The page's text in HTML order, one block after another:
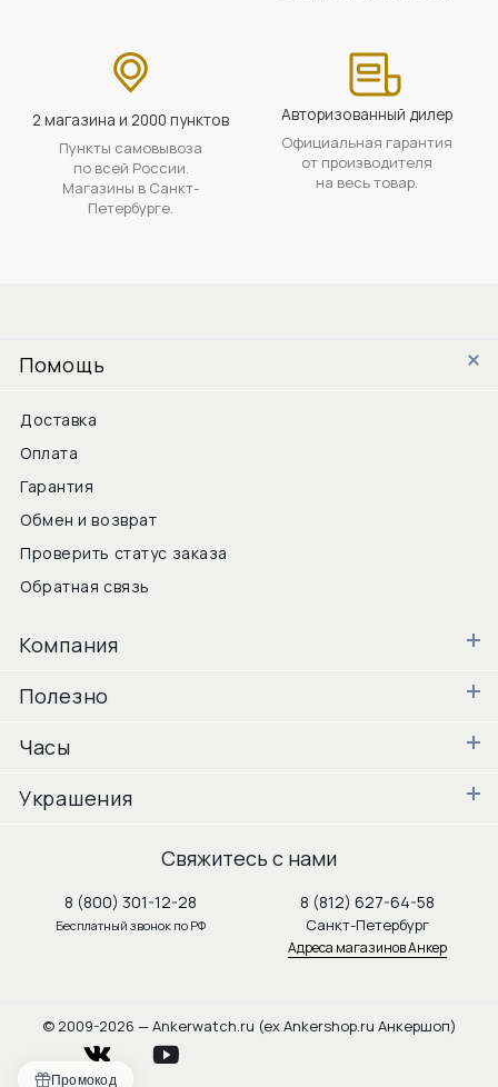
Промокод
2 магазина и 2000 пунктов
Пункты самовывоза
по всей России.
Магазины в Санкт-
Петербурге.
Авторизованный дилер
Официальная гарантия
от производителя
на весь товар.
Помощь
Доставка
Оплата
Гарантия
Обмен и возврат
Проверить статус заказа
Обратная связь
Компания
Полезно
Часы
Украшения
Свяжитесь с нами
8 (800) 301-12-28
Бесплатный звонок по РФ
8 (812) 627-64-58
Санкт-Петербург
Адреса магазинов Анкер
© 2009-2026 — Ankerwatch.ru (ex Ankershop.ru Анкершоп)
vkontakte youtube